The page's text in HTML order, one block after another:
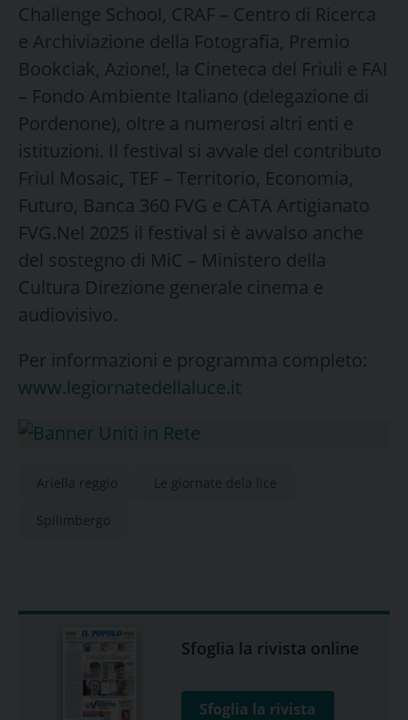
Challenge School, CRAF – Centro di Ricerca
e Archiviazione della Fotografia, Premio
Bookciak, Azione!, la Cineteca del Friuli e FAI
– Fondo Ambiente Italiano (delegazione di
Pordenone), oltre a numerosi altri enti e
istituzioni. Il festival si avvale del contributo
Friul Mosaic, TEF – Territorio, Economia,
Futuro, Banca 360 FVG e CATA Artigianato
FVG.Nel 2025 il festival si è avvalso anche
del sostegno di MiC – Ministero della
Cultura Direzione generale cinema e
audiovisivo.
Per informazioni e programma completo:
www.legiornatedellaluce.it
Ariella reggio Le giornate dela lice
Spilimbergo
Sfoglia la rivista online
Sfoglia la rivista